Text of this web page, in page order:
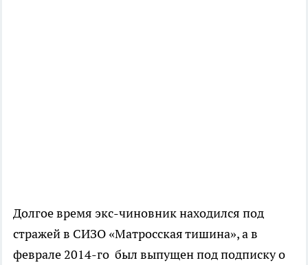
Долгое время экс-чиновник находился под
стражей в СИЗО «Матросская тишина», а в
феврале 2014-го был выпущен под подписку о